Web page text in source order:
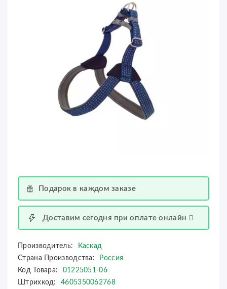
Производитель:
Каскад
Страна Производства:
Россия
Код Товара:
01225051-06
Штрихкод:
4605350062768
Подарок в каждом заказе
Доставим сегодня при оплате онлайн